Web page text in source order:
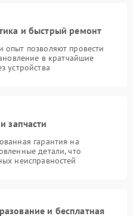
и быстрый ремонт
позволяют провести
в кратчайшие
устройства
запчасти
гарантия на
детали, что
неисправностей
и бесплатная